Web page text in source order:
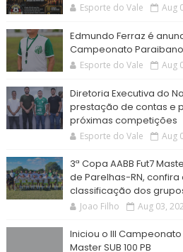
Esporte do Vale Aug
Edmundo Ferraz é
Campeonato Paraibano
Esporte do Vale Aug
Diretoria Executiva do
prestação de contas e
próximas competições
Esporte do Vale Aug
3ª Copa AABB Fut7
de Parelhas-RN,
classificação dos
Joao Filho Aug 03,
Iniciou o III
Master SUB 100 PB